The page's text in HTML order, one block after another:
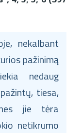
nekalbant
pažinimą
nedaug
tiesa,
jie tėra
netikrumo